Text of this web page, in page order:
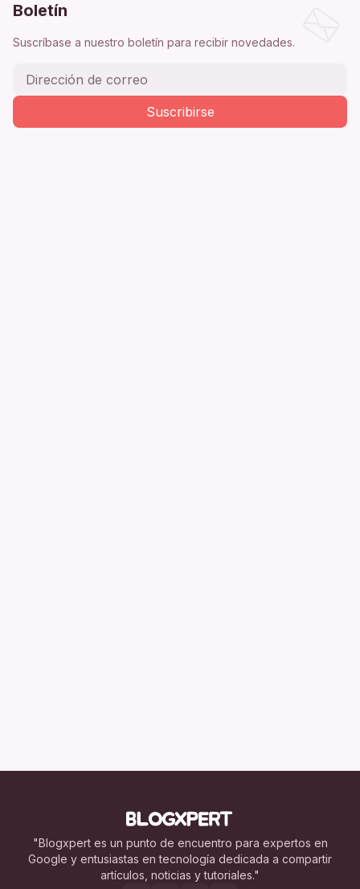
Boletín
Suscríbase a nuestro boletín para recibir novedades.
"Blogxpert es un punto de encuentro para expertos en
Google y entusiastas en tecnología dedicada a compartir
artículos, noticias y tutoriales."